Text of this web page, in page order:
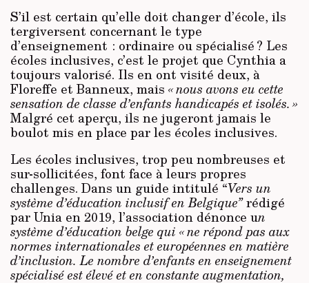
S’il est certain qu’elle doit changer d’école, ils
tergiversent concernant le type
d’enseignement : ordinaire ou spécialisé ? Les
écoles inclusives, c’est le projet que Cynthia a
toujours valorisé. Ils en ont visité deux, à
Floreffe et Banneux, mais « nous avons eu cette
sensation de classe d’enfants handicapés et isolés. »
Malgré cet aperçu, ils ne jugeront jamais le
boulot mis en place par les écoles inclusives.
Les écoles inclusives, trop peu nombreuses et
sur-sollicitées, font face à leurs propres
challenges. Dans un guide intitulé “Vers un
système d’éducation inclusif en Belgique”rédigé
par Unia en 2019, l’association dénonce un
système d’éducation belge qui « ne répond pas aux
normes internationales et européennes en matière
d’inclusion. Le nombre d’enfants en enseignement
spécialisé est élevé et en constante augmentation,